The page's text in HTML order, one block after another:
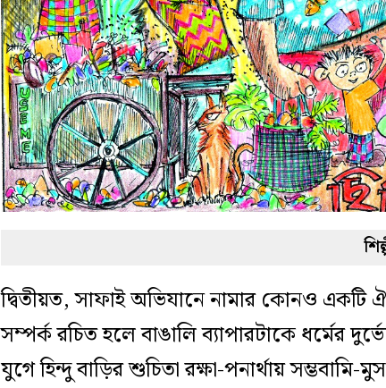
দ্বিতীয়ত, সাফাই অভিযানে নামার কোনও একটি
সম্পর্ক রচিত হলে বাঙালি ব্যাপারটাকে
যুগে হিন্দু বাড়ির শুচিতা রক্ষা-পনার্থায়